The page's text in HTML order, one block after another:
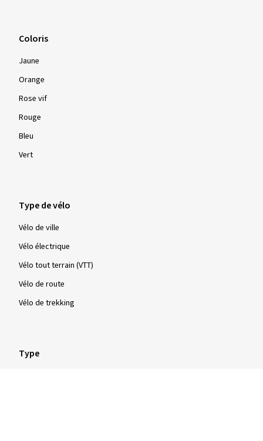
Coloris
Jaune
Orange
Rose vif
Rouge
Bleu
Vert
Type de vélo
Vélo de ville
Vélo électrique
Vélo tout terrain (VTT)
Vélo de route
Vélo de trekking
Type